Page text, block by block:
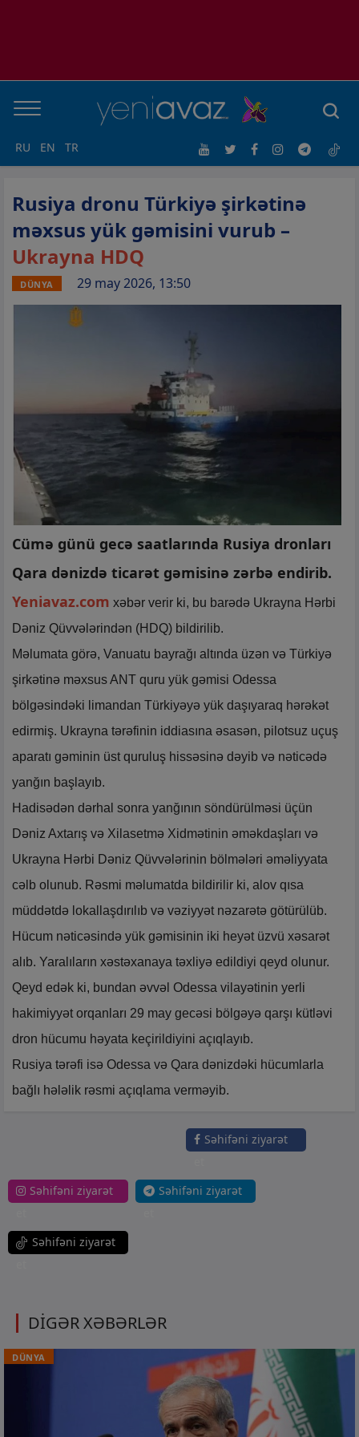
RU EN TR
Rusiya dronu Türkiyə şirkətinə
məxsus yük gəmisini vurub –
Ukrayna HDQ
DÜNYA 29 may 2026, 13:50
Cümə günü gecə saatlarında Rusiya dronları
Qara dənizdə ticarət gəmisinə zərbə endirib.
Yeniavaz.com xəbər verir ki, bu barədə Ukrayna Hərbi
Dəniz Qüvvələrindən (HDQ) bildirilib.
Məlumata görə, Vanuatu bayrağı altında üzən və Türkiyə
şirkətinə məxsus ANT quru yük gəmisi Odessa
bölgəsindəki limandan Türkiyəyə yük daşıyaraq hərəkət
edirmiş. Ukrayna tərəfinin iddiasına əsasən, pilotsuz uçuş
aparatı gəminin üst quruluş hissəsinə dəyib və nəticədə
yanğın başlayıb.
Hadisədən dərhal sonra yanğının söndürülməsi üçün
Dəniz Axtarış və Xilasetmə Xidmətinin əməkdaşları və
Ukrayna Hərbi Dəniz Qüvvələrinin bölmələri əməliyyata
cəlb olunub. Rəsmi məlumatda bildirilir ki, alov qısa
müddətdə lokallaşdırılıb və vəziyyət nəzarətə götürülüb.
Hücum nəticəsində yük gəmisinin iki heyət üzvü xəsarət
alıb. Yaralıların xəstəxanaya təxliyə edildiyi qeyd olunur.
Qeyd edək ki, bundan əvvəl Odessa vilayətinin yerli
hakimiyyət orqanları 29 may gecəsi bölgəyə qarşı kütləvi
dron hücumu həyata keçirildiyini açıqlayıb.
Rusiya tərəfi isə Odessa və Qara dənizdəki hücumlarla
bağlı hələlik rəsmi açıqlama verməyib.
Səhifəni ziyarət
Səhifəni ziyarət
Səhifəni ziyarət
Səhifəni ziyarət
DİGƏR XƏBƏRLƏR
DÜNYA